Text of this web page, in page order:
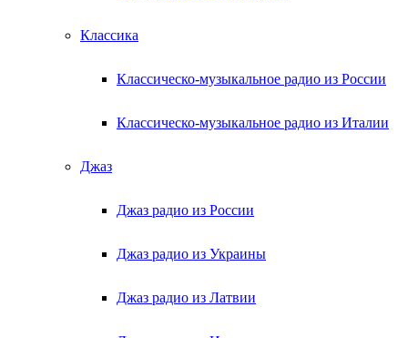
Классика
Классическо-музыкальное радио из России
Классическо-музыкальное радио из Италии
Джаз
Джаз радио из России
Джаз радио из Украины
Джаз радио из Латвии